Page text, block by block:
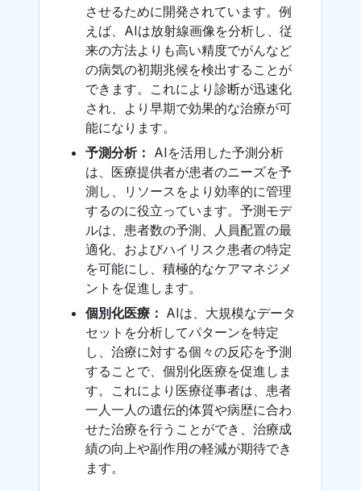
させるために開発されています。例
えば、AIは放射線画像を分析し、従
来の方法よりも高い精度でがんなど
の病気の初期兆候を検出することが
できます。これにより診断が迅速化
され、より早期で効果的な治療が可
能になります。
予測分析： AIを活用した予測分析
は、医療提供者が患者のニーズを予
測し、リソースをより効率的に管理
するのに役立っています。予測モデ
ルは、患者数の予測、人員配置の最
適化、およびハイリスク患者の特定
を可能にし、積極的なケアマネジメ
ントを促進します。
個別化医療： AIは、大規模なデータ
セットを分析してパターンを特定
し、治療に対する個々の反応を予測
することで、個別化医療を促進しま
す。これにより医療従事者は、患者
一人一人の遺伝的体質や病歴に合わ
せた治療を行うことができ、治療成
績の向上や副作用の軽減が期待でき
ます。